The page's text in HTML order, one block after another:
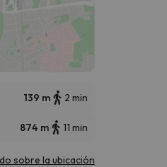
139 m 2 min
874 m 11 min
sobre la ubicación